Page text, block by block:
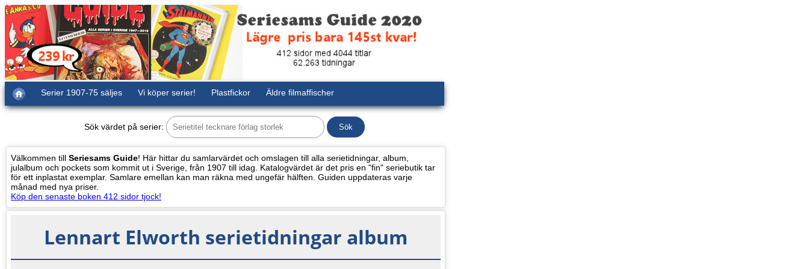
Serier 1907-75 säljes Vi köper serier! Plastfickor Äldre filmaffischer
Sök värdet på serier:
Välkommen till Seriesams Guide! Här hittar du samlarvärdet och omslagen till alla serietidningar, album,
julalbum och pockets som kommit ut i Sverige, från 1907 till idag. Katalogvärdet är det pris en "fin" seriebutik tar
för ett inplastat exemplar. Samlare emellan kan man räkna med ungefär hälften. Guiden uppdateras varje
månad med nya priser.
Köp den senaste boken 412 sidor tjock!
Lennart Elworth serietidningar album